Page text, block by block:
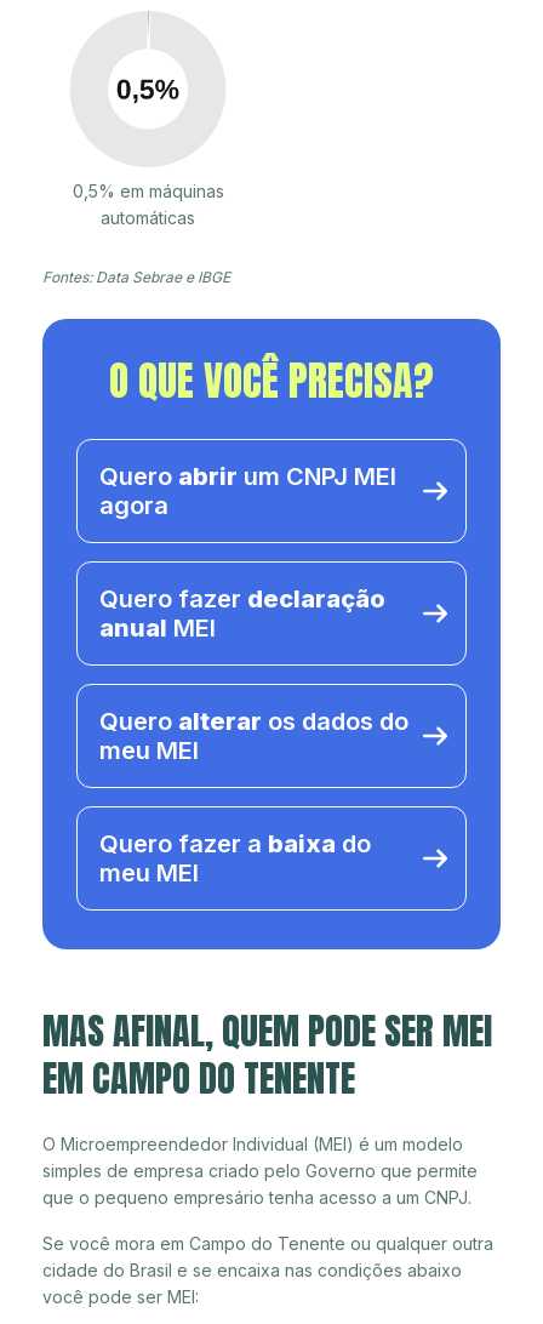
0,5% em máquinas
automáticas
Fontes: Data Sebrae e IBGE
O QUE VOCÊ PRECISA?
Quero abrir um CNPJ MEI
agora
Quero fazer declaração
anual MEI
Quero alterar os dados do
meu MEI
Quero fazer a baixa do
meu MEI
MAS AFINAL, QUEM PODE SER MEI
EM CAMPO DO TENENTE
O Microempreendedor Individual (MEI) é um modelo
simples de empresa criado pelo Governo que permite
que o pequeno empresário tenha acesso a um CNPJ.
Se você mora em Campo do Tenente ou qualquer outra
cidade do Brasil e se encaixa nas condições abaixo
você pode ser MEI: